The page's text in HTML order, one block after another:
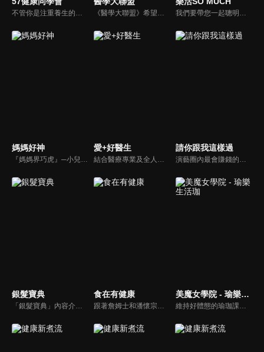
媽媽好神
『媽媽界巧虎』─小兒科醫師黃瑽寧，『國民媽媽』─鍾欣凌，兩人領軍擁有十八般武藝的好神媽媽團，為全台媽媽們發聲，所有育兒新知，家庭秘辛，全家大小健康，都會在《媽媽好神》一一解惑！
愛+好醫生
結合醫療專業及全人關懷的新型態節目，主持人黃瑽寧醫師親訪家庭，跨領域醫療顧問團全方位檢視，提供最完整、實用和正確的資訊來守護孩子的健康。
請你跟我這樣過
演藝圈內最會賺錢的侯昌明，以親身經歷教你理財；採訪經歷豐沛的黃文華，把所見所聞通通報你哉。不論是理財知識、兩性問題、生活資訊，完全貼近市井小民的所需所求，保證讓你生活過更好！
銀髮寶典
「銀髮寶典」內容介紹銀髮族相關的醫療知識，讓爺爺奶奶們能了解銀髮族常見的疾病、或是身體常遇到的問題，並邀請專業的醫師上節目解答，詳細深入且淺顯易懂的方式講述給各位爺爺奶奶們。為銀髮族的身體健康預防把關，讓爺爺奶奶能有一個樂活的退休生活。
食在有健康
跟著詹姆士和潘懷宗博士就能輕鬆學料理！只是品嚐美食之餘，身體健康也要懂得把關，每集都會傳授生活健康資訊，破除一般飲食迷思，讓大家吃得美味、活得健康！
美魔女學院 - 瑜樂生活珈
維持好體態的瑜珈課程，有著豐富的瑜珈姿勢，伸展筋骨舒緩全身疲勞，緊緻肌肉線條，不只能雕塑美美的身材也能夠讓身心靈都暢快健康，跟上我們的腳步一起踏上瑜樂生活珈，輕鬆好上手，快樂享瘦！